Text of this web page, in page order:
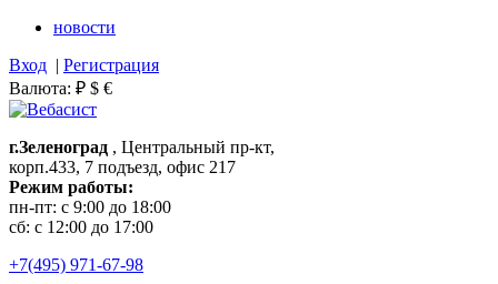
новости
Вход | Регистрация
Валюта: ₽ $ €
г.Зеленоград , Центральный пр-кт,
корп.433, 7 подъезд, офис 217
Режим работы:
пн-пт: с 9:00 до 18:00
сб: с 12:00 до 17:00
+7(495) 971-67-98